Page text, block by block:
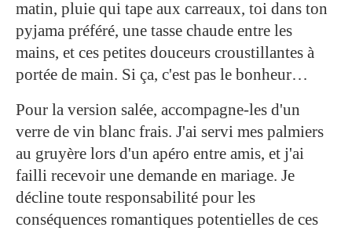
matin, pluie qui tape aux carreaux, toi dans ton
pyjama préféré, une tasse chaude entre les
mains, et ces petites douceurs croustillantes à
portée de main. Si ça, c'est pas le bonheur…
Pour la version salée, accompagne-les d'un
verre de vin blanc frais. J'ai servi mes palmiers
au gruyère lors d'un apéro entre amis, et j'ai
failli recevoir une demande en mariage. Je
décline toute responsabilité pour les
conséquences romantiques potentielles de ces